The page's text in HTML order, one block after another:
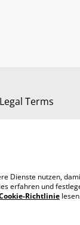
Legal Terms
Dienste nutzen,
erfahren und
Richtlinie